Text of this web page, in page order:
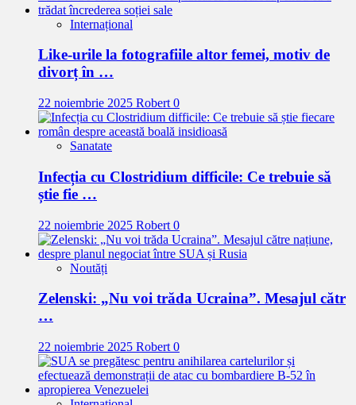
Internațional
Like-urile la fotografiile altor femei, motiv de
divorț în …
22 noiembrie 2025 Robert 0
Sanatate
Infecția cu Clostridium difficile: Ce trebuie să
știe fie …
22 noiembrie 2025 Robert 0
Noutăți
Zelenski: „Nu voi trăda Ucraina”. Mesajul cătr
…
22 noiembrie 2025 Robert 0